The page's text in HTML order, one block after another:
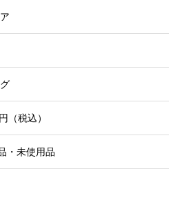
（税込）
・未使用品